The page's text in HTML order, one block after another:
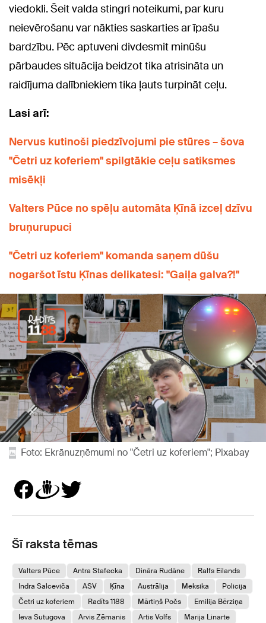
viedokli. Šeit valda stingri noteikumi, par kuru
neievērošanu var nākties saskarties ar īpašu
bardzību. Pēc aptuveni divdesmit minūšu
pārbaudes situācija beidzot tika atrisināta un
raidījuma dalībniekiem tika ļauts turpināt ceļu.
Lasi arī:
Nervus kutinoši piedzīvojumi pie stūres – šova
"Četri uz koferiem" spilgtākie ceļu satiksmes
misēkļi
Valters Pūce no spēļu automāta Ķīnā izceļ dzīvu
bruņurupuci
"Četri uz koferiem" komanda saņem dūšu
nogaršot īstu Ķīnas delikatesi: "Gaiļa galva?!"
Foto: Ekrānuzņēmumi no "Četri uz koferiem"; Pixabay
Šī raksta tēmas
Valters Pūce Antra Stafecka Dināra Rudāne
Ralfs Eilands
Indra Salceviča
ASV Ķīna Austrālija Meksika
Policija
Četri uz koferiem
Radīts 1188 Mārtiņš Počs
Emilija Bērziņa
Ieva Sutugova
Arvis Zēmanis Artis Volfs
Marija Linarte